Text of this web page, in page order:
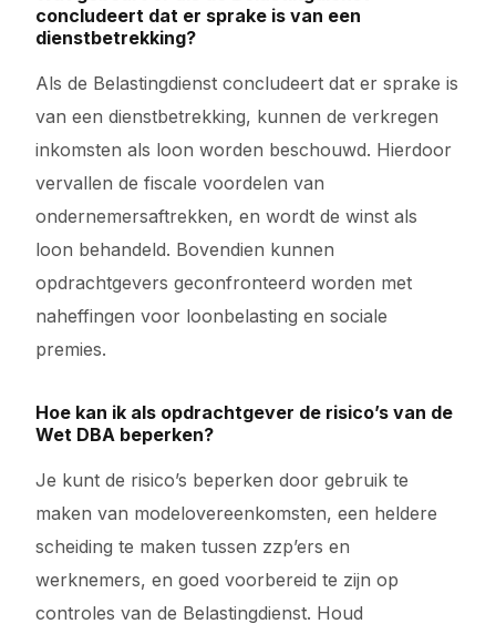
concludeert dat er sprake is van een
dienstbetrekking?
Als de Belastingdienst concludeert dat er sprake is
van een dienstbetrekking, kunnen de verkregen
inkomsten als loon worden beschouwd. Hierdoor
vervallen de fiscale voordelen van
ondernemersaftrekken, en wordt de winst als
loon behandeld. Bovendien kunnen
opdrachtgevers geconfronteerd worden met
naheffingen voor loonbelasting en sociale
premies.
Hoe kan ik als opdrachtgever de risico’s van de
Wet DBA beperken?
Je kunt de risico’s beperken door gebruik te
maken van modelovereenkomsten, een heldere
scheiding te maken tussen zzp’ers en
werknemers, en goed voorbereid te zijn op
controles van de Belastingdienst. Houd